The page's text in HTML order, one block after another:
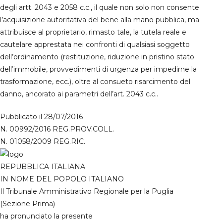
degli artt. 2043 e 2058 c.c., il quale non solo non consente
l’acquisizione autoritativa del bene alla mano pubblica, ma
attribuisce al proprietario, rimasto tale, la tutela reale e
cautelare apprestata nei confronti di qualsiasi soggetto
dell’ordinamento (restituzione, riduzione in pristino stato
dell’immobile, provvedimenti di urgenza per impedirne la
trasformazione, ecc.), oltre al consueto risarcimento del
danno, ancorato ai parametri dell’art. 2043 c.c..
Pubblicato il 28/07/2016
N. 00992/2016 REG.PROV.COLL.
N. 01058/2009 REG.RIC.
REPUBBLICA ITALIANA
IN NOME DEL POPOLO ITALIANO
Il Tribunale Amministrativo Regionale per la Puglia
(Sezione Prima)
ha pronunciato la presente